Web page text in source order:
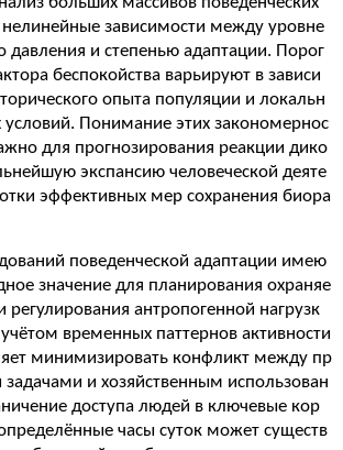
зависимости между уровне
давления и степенью адаптации. Порог
беспокойства варьируют в зависи
опыта популяции и локальн
условий. Понимание этих закономернос
для прогнозирования реакции дико
экспансию человеческой деяте
эффективных мер сохранения биора
поведенческой адаптации имею
значение для планирования охраняе
антропогенной нагрузк
временных паттернов активности
минимизировать конфликт между пр
и хозяйственным использован
доступа людей в ключевые кор
часы суток может существ